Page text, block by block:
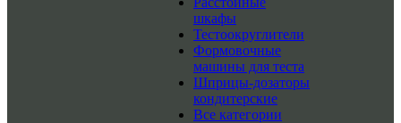
шкафы
Тестоокруглители
Формовочные
машины для теста
Шприцы-дозаторы
кондитерские
Все категории